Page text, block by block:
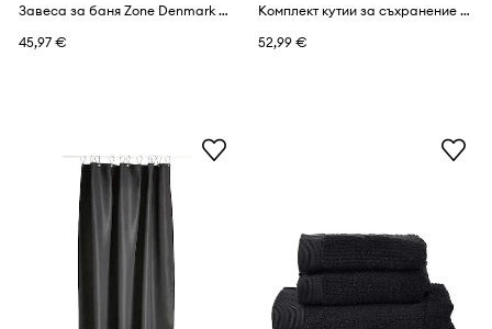
Завеса за баня Zone Denmark Lux
45,97 €
Комплект кутии за съхранение Zone Denmark Pulp (2 броя)
52,99 €